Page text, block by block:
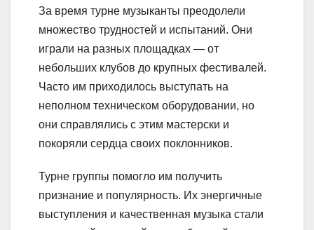
За время турне музыканты преодолели
множество трудностей и испытаний. Они
играли на разных площадках — от
небольших клубов до крупных фестивалей.
Часто им приходилось выступать на
неполном техническом оборудовании, но
они справлялись с этим мастерски и
покоряли сердца своих поклонников.
Турне группы помогло им получить
признание и популярность. Их энергичные
выступления и качественная музыка стали